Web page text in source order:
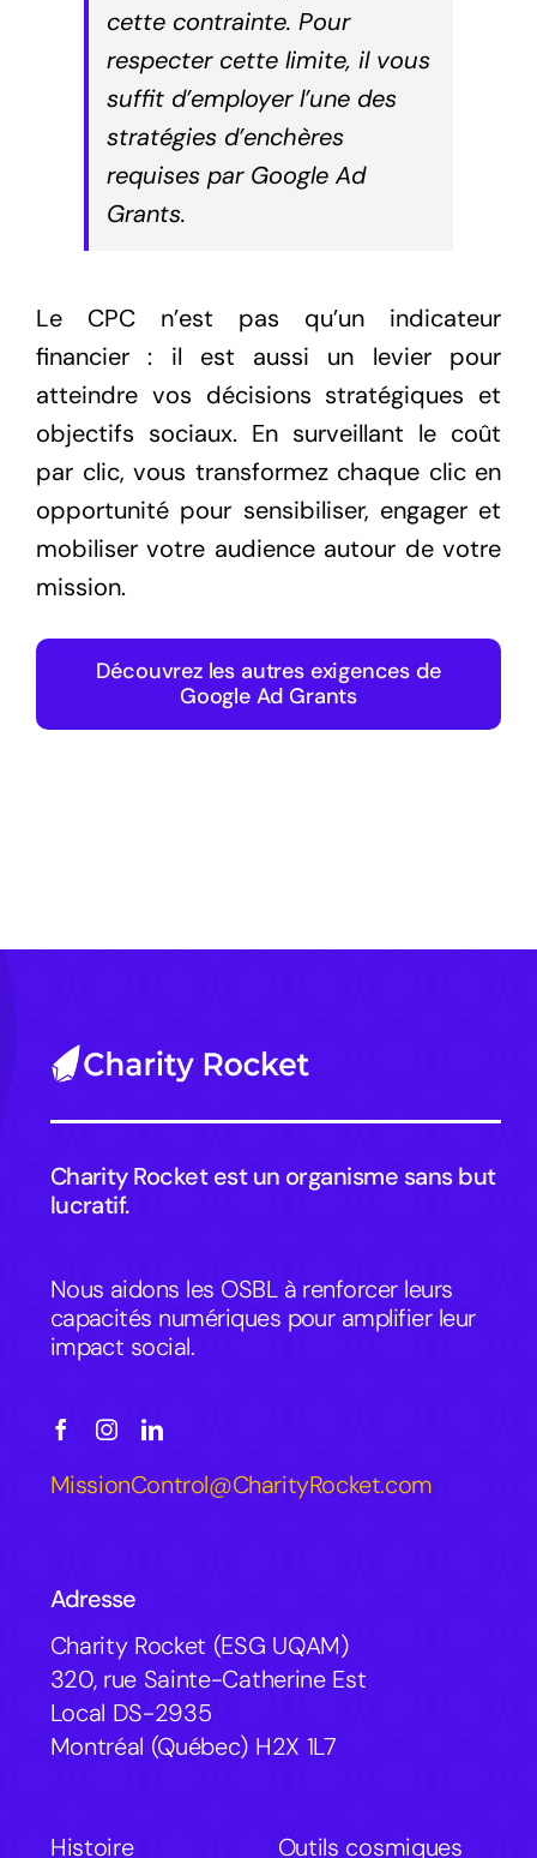
cette contrainte. Pour
respecter cette limite, il vous
suffit d’employer l’une des
stratégies d’enchères
requises par Google Ad
Grants.
Le CPC n’est pas qu’un indicateur
financier : il est aussi un levier pour
atteindre vos décisions stratégiques et
objectifs sociaux. En surveillant le coût
par clic, vous transformez chaque clic en
opportunité pour sensibiliser, engager et
mobiliser votre audience autour de votre
mission.
Découvrez les autres exigences de
Google Ad Grants
Charity Rocket est un organisme sans but
lucratif.
Nous aidons les OSBL à renforcer leurs
capacités numériques pour amplifier leur
impact social.
MissionControl@CharityRocket.com
Adresse
Charity Rocket (ESG UQAM)
320, rue Sainte-Catherine Est
Local DS-2935
Montréal (Québec) H2X 1L7
Histoire Outils cosmiques